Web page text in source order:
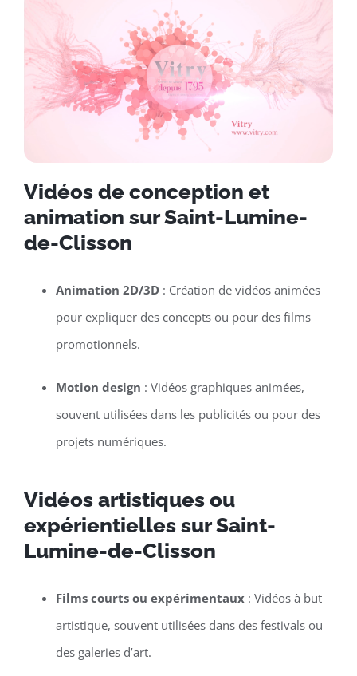
Vidéos de conception et
animation sur Saint-Lumine-
de-Clisson
Animation 2D/3D: Création de vidéos animées
pour expliquer des concepts ou pour des films
promotionnels.
Motion design : Vidéos graphiques animées,
souvent utilisées dans les publicités ou pour des
projets numériques.
Vidéos artistiques ou
expérientielles sur Saint-
Lumine-de-Clisson
Films courts ou expérimentaux: Vidéos à but
artistique, souvent utilisées dans des festivals ou
des galeries d’art.